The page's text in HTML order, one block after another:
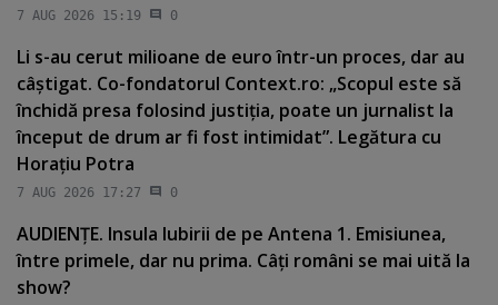
7 AUG 2026 15:19 0
Li s-au cerut milioane de euro într-un proces, dar au
câştigat. Co-fondatorul Context.ro: „Scopul este să
închidă presa folosind justiţia, poate un jurnalist la
început de drum ar fi fost intimidat”. Legătura cu
Horaţiu Potra
7 AUG 2026 17:27 0
AUDIENŢE. Insula Iubirii de pe Antena 1. Emisiunea,
între primele, dar nu prima. Câţi români se mai uită la
show?